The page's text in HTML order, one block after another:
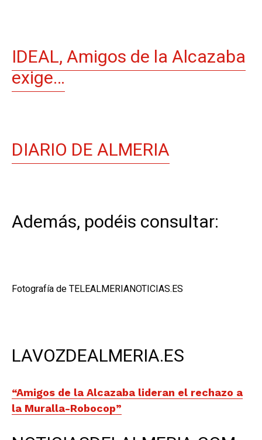
IDEAL, Amigos de la Alcazaba
exige…
DIARIO DE ALMERIA
Además, podéis consultar:
Fotografía de TELEALMERIANOTICIAS.ES
LAVOZDEALMERIA.ES
“Amigos de la Alcazaba lideran el rechazo a
la Muralla-Robocop”